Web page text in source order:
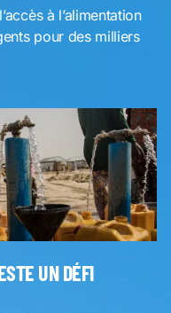
à l’alimentation
pour des milliers
UN DÉFI